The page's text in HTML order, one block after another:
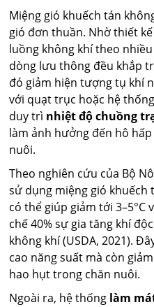
Miệng gió khuếch tán
gió đơn thuần. Nhờ thiết
luồng không khí theo
dòng lưu thông đều khắp
đó giảm hiện tượng tụ khí
với quạt trục hoặc hệ
duy trì nhiệt độ chuồng
làm ảnh hưởng đến hô
nuôi.
Theo nghiên cứu của Bộ
sử dụng miệng gió
có thể giúp giảm tới 3–5°C
chế 40% sự gia tăng khí
không khí (USDA, 2021).
cao năng suất mà còn
hao hụt trong chăn nuôi.
Ngoài ra, hệ thống làm